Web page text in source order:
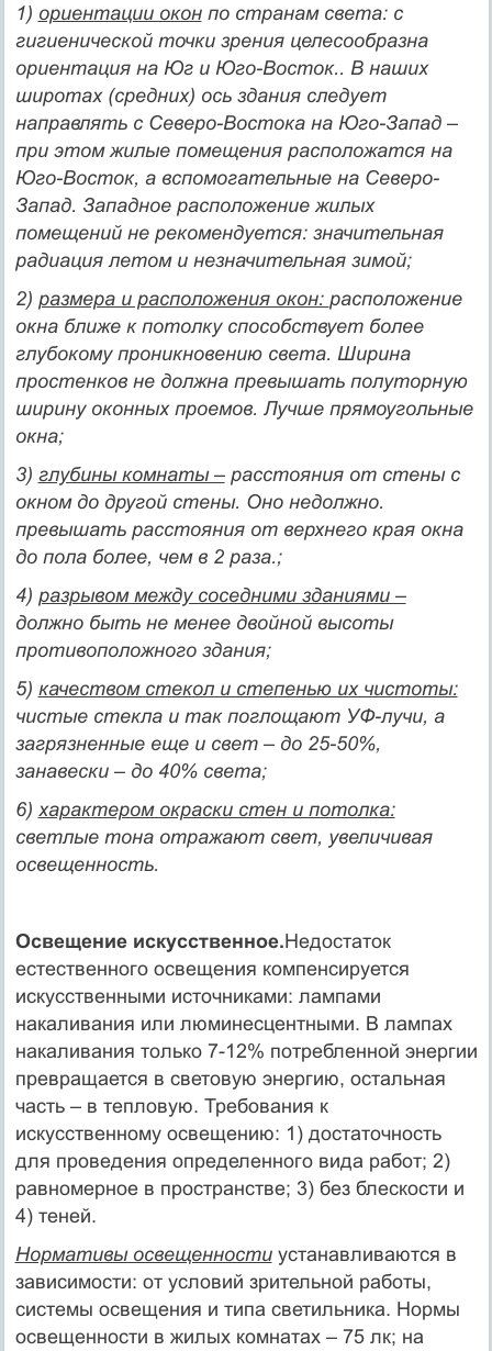
1) ориентации оконпо странам света: с
гигиенической точки зрения целесообразна
ориентация на Юг и Юго-Восток.. В наших
широтах (средних) ось здания следует
направлять с Северо-Востока на Юго-Запад –
при этом жилые помещения расположатся на
Юго-Восток, а вспомогательные на Северо-
Запад. Западное расположение жилых
помещений не рекомендуется: значительная
радиация летом и незначительная зимой;
2) размера и расположения окон: расположение
окна ближе к потолку способствует более
глубокому проникновению света. Ширина
простенков не должна превышать полуторную
ширину оконных проемов. Лучше прямоугольные
окна;
3) глубины комнаты –расстояния от стены с
окном до другой стены. Оно недолжно.
превышать расстояния от верхнего края окна
до пола более, чем в 2 раза.;
4) разрывом между соседними зданиями –
должно быть не менее двойной высоты
противоположного здания;
5) качеством стекол и степенью их чистоты:
чистые стекла и так поглощают УФ-лучи, а
загрязненные еще и свет – до 25-50%,
занавески – до 40% света;
6) характером окраски стен и потолка:
светлые тона отражают свет, увеличивая
освещенность.
Освещение искусственное.Недостаток
естественного освещения компенсируется
искусственными источниками: лампами
накаливания или люминесцентными. В лампах
накаливания только 7-12% потребленной энергии
превращается в световую энергию, остальная
часть – в тепловую. Требования к
искусственному освещению: 1) достаточность
для проведения определенного вида работ; 2)
равномерное в пространстве; 3) без блескости и
4) теней.
Нормативы освещенностиустанавливаются в
зависимости: от условий зрительной работы,
системы освещения и типа светильника. Нормы
освещенности в жилых комнатах – 75 лк; на